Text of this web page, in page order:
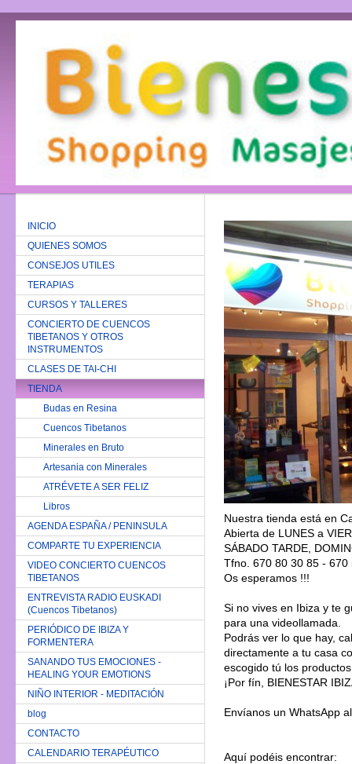
INICIO
QUIENES SOMOS
CONSEJOS UTILES
TERAPIAS
CURSOS Y TALLERES
CONCIERTO DE CUENCOS
TIBETANOS Y OTROS
INSTRUMENTOS
CLASES DE TAI-CHI
TIENDA
Budas en Resina
Cuencos Tibetanos
Minerales en Bruto
Artesania con Minerales
ATRÉVETE A SER FELIZ
Libros
AGENDA ESPAÑA / PENINSULA
COMPARTE TU EXPERIENCIA
VIDEO CONCIERTO CUENCOS
TIBETANOS
ENTREVISTA RADIO EUSKADI
(Cuencos Tibetanos)
PERIÓDICO DE IBIZA Y
FORMENTERA
SANANDO TUS EMOCIONES -
HEALING YOUR EMOTIONS
NIÑO INTERIOR - MEDITACIÓN
blog
CONTACTO
CALENDARIO TERAPÉUTICO
Nuestra tienda está en
Abierta de LUNES a
SÁBADO TARDE,
Tfno. 670 80 30 85 - 670
Os esperamos !!!
Si no vives en Ibiza y te
para una videollamada.
Podrás ver lo que hay,
directamente a tu casa
escogido tú los
¡Por fín, BIENESTAR
Envíanos un WhatsApp
Aquí podéis encontrar: